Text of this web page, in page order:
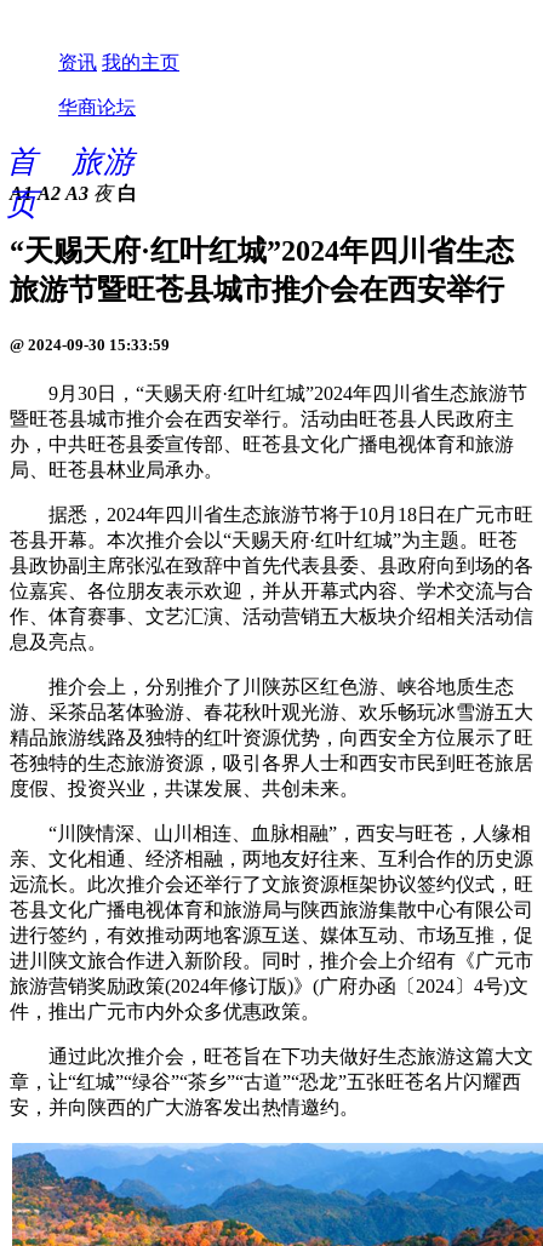
资讯 我的主页
华商论坛
首
页
旅游
A1 A2 A3 夜 白
“天赐天府·红叶红城”2024年四川省生态
旅游节暨旺苍县城市推介会在西安举行
@ 2024-09-30 15:33:59
9月30日，“天赐天府·红叶红城”2024年四川省生态旅游节
暨旺苍县城市推介会在西安举行。活动由旺苍县人民政府主
办，中共旺苍县委宣传部、旺苍县文化广播电视体育和旅游
局、旺苍县林业局承办。
据悉，2024年四川省生态旅游节将于10月18日在广元市旺
苍县开幕。本次推介会以“天赐天府·红叶红城”为主题。旺苍
县政协副主席张泓在致辞中首先代表县委、县政府向到场的各
位嘉宾、各位朋友表示欢迎，并从开幕式内容、学术交流与合
作、体育赛事、文艺汇演、活动营销五大板块介绍相关活动信
息及亮点。
推介会上，分别推介了川陕苏区红色游、峡谷地质生态
游、采茶品茗体验游、春花秋叶观光游、欢乐畅玩冰雪游五大
精品旅游线路及独特的红叶资源优势，向西安全方位展示了旺
苍独特的生态旅游资源，吸引各界人士和西安市民到旺苍旅居
度假、投资兴业，共谋发展、共创未来。
“川陕情深、山川相连、血脉相融”，西安与旺苍，人缘相
亲、文化相通、经济相融，两地友好往来、互利合作的历史源
远流长。此次推介会还举行了文旅资源框架协议签约仪式，旺
苍县文化广播电视体育和旅游局与陕西旅游集散中心有限公司
进行签约，有效推动两地客源互送、媒体互动、市场互推，促
进川陕文旅合作进入新阶段。同时，推介会上介绍有《广元市
旅游营销奖励政策(2024年修订版)》(广府办函〔2024〕4号)文
件，推出广元市内外众多优惠政策。
通过此次推介会，旺苍旨在下功夫做好生态旅游这篇大文
章，让“红城”“绿谷”“茶乡”“古道”“恐龙”五张旺苍名片闪耀西
安，并向陕西的广大游客发出热情邀约。